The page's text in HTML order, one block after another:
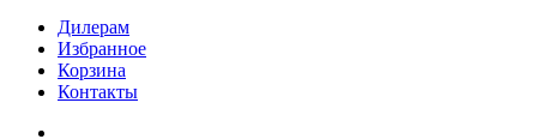
Дилерам
Избранное
Корзина
Контакты